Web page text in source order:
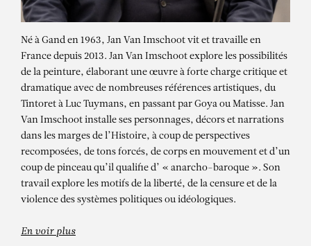
JAN VAN IMSCHOOT
La vulnérabilité de l’ennui 8
Né à Gand en 1963, Jan Van Imschoot vit et travaille en
France depuis 2013. Jan Van Imschoot explore les possibilités
de la peinture, élaborant une œuvre à forte charge critique et
dramatique avec de nombreuses références artistiques, du
Tintoret à Luc Tuymans, en passant par Goya ou Matisse. Jan
Van Imschoot installe ses personnages, décors et narrations
dans les marges de l’Histoire, à coup de perspectives
recomposées, de tons forcés, de corps en mouvement et d’un
coup de pinceau qu’il qualifie d’ « anarcho-baroque ». Son
travail explore les motifs de la liberté, de la censure et de la
violence des systèmes politiques ou idéologiques.
En voir plus